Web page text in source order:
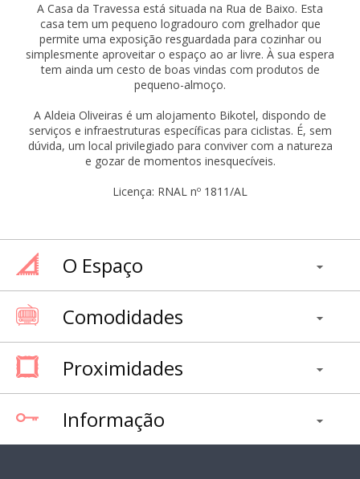
A Casa da Travessa está situada na Rua de Baixo. Esta
casa tem um pequeno logradouro com grelhador que
permite uma exposição resguardada para cozinhar ou
simplesmente aproveitar o espaço ao ar livre. À sua espera
tem ainda um cesto de boas vindas com produtos de
pequeno-almoço.
A Aldeia Oliveiras é um alojamento Bikotel, dispondo de
serviços e infraestruturas específicas para ciclistas. É, sem
dúvida, um local privilegiado para conviver com a natureza
e gozar de momentos inesquecíveis.
Licença: RNAL nº 1811/AL
O Espaço
Comodidades
Proximidades
Informação